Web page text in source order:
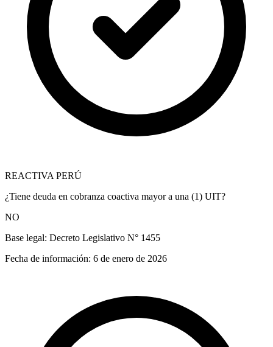
REACTIVA PERÚ
¿Tiene deuda en cobranza coactiva mayor a una (1) UIT?
NO
Base legal: Decreto Legislativo N° 1455
Fecha de información: 6 de enero de 2026